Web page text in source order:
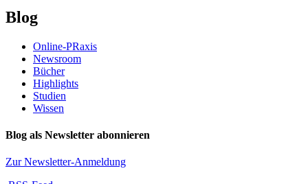
Blog
Online-PRaxis
Newsroom
Bücher
Highlights
Studien
Wissen
Blog als Newsletter abonnieren
Zur Newsletter-Anmeldung